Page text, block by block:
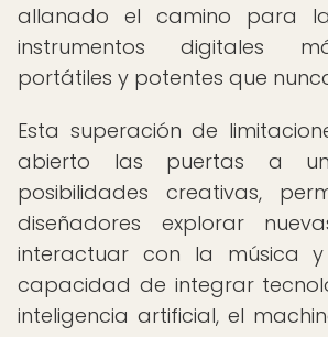
allanado el camino para
instrumentos digitales
portátiles y potentes que
Esta superación de
abierto las puertas a
posibilidades creativas,
diseñadores explorar
interactuar con la música
capacidad de integrar
inteligencia artificial, el